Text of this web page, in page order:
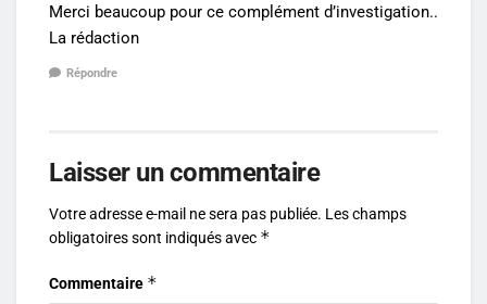
Merci beaucoup pour ce complément d’investigation..
La rédaction
Répondre
Laisser un commentaire
Votre adresse e-mail ne sera pas publiée. Les champs
obligatoires sont indiqués avec *
Commentaire *